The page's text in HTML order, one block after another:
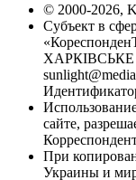
© 2000-2026,
Субъект в
ХАРКІВСЬКЕ
сайте,
При
Украины и